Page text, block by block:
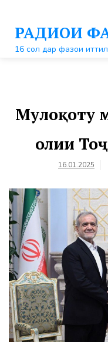
контентуРАДИОИ
16 сол дар фазои
Мулоқоту
олии
16.01.2025